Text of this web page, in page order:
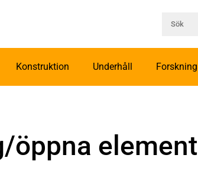
Konstruktion Underhåll Forskning
öppna element